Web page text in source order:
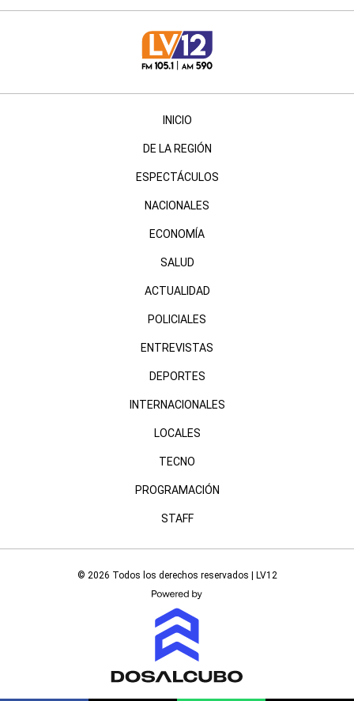
INICIO
DE LA REGIÓN
ESPECTÁCULOS
NACIONALES
ECONOMÍA
SALUD
ACTUALIDAD
POLICIALES
ENTREVISTAS
DEPORTES
INTERNACIONALES
LOCALES
TECNO
PROGRAMACIÓN
STAFF
© 2026 Todos los derechos reservados | LV12